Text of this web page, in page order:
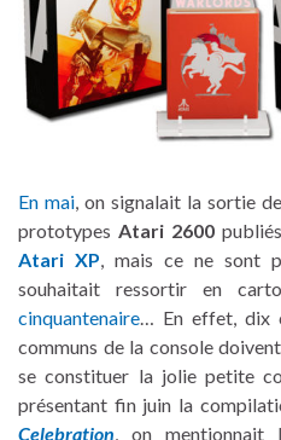
En mai, on signalait la sortie
prototypes Atari 2600
Atari XP, mais ce ne sont
souhaitait ressortir en
cinquantenaire… En effet, dix
communs de la console
se constituer la jolie petite
présentant fin juin la
Celebration, on mentionnait